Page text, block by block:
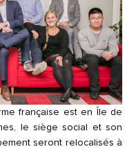
française est en Île de
le siège social et son
seront relocalisés à